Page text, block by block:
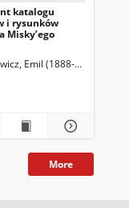
(red. naczelny)
katalogu
i rysunków
Misky’ego
Emil (1888-1941)
More